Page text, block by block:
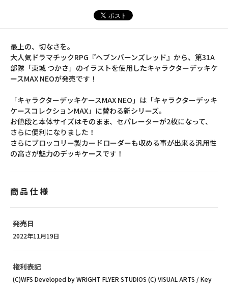
最上の、切なさを。
大人気ドラマチックRPG『ヘブンバーンズレッド』から、第31A
部隊「東城 つかさ」のイラストを使用したキャラクターデッキケ
ースMAX NEOが発売です！
「キャラクターデッキケースMAX NEO」は「キャラクターデッキ
ケースコレクションMAX」に替わる新シリーズ。
お値段と本体サイズはそのまま、セパレーターが2枚になって、
さらに便利になりました！
さらにブロッコリー製カードローダーも収める事が出来る汎用性
の高さが魅力のデッキケースです！
商品仕様
発売日
2022年11月19日
権利表記
(C)WFS Developed by WRIGHT FLYER STUDIOS (C) VISUAL ARTS / Key